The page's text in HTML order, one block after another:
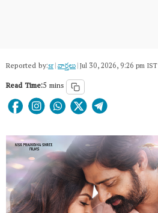
Reported by:sr|వార్త‌లు|Jul 30, 2026, 9:26 pm IST
Read Time:5 mins